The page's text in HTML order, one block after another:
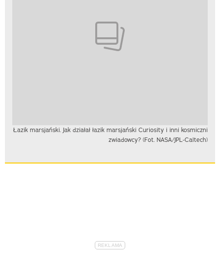
Łazik marsjański. Jak działał łazik marsjański Curiosity i inni kosmiczni
zwiadowcy? (Fot. NASA/JPL-Caltech)